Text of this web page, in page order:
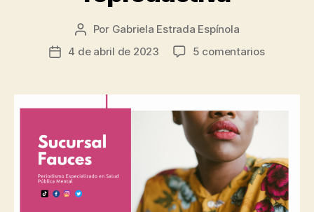
Autor
de
Por Gabriela Estrada Espínola
Fecha
entrada
4 de abril de 2023 5 comentariosen
las
mental
se
relaciona
con